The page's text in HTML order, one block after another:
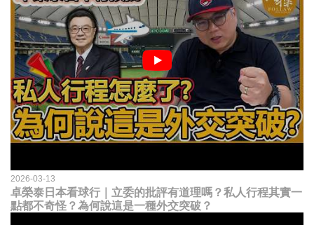
2026-03-13
卓榮泰日本看球行｜立委的批評有道理嗎？私人行程其實一
點都不奇怪？為何說這是一種外交突破？